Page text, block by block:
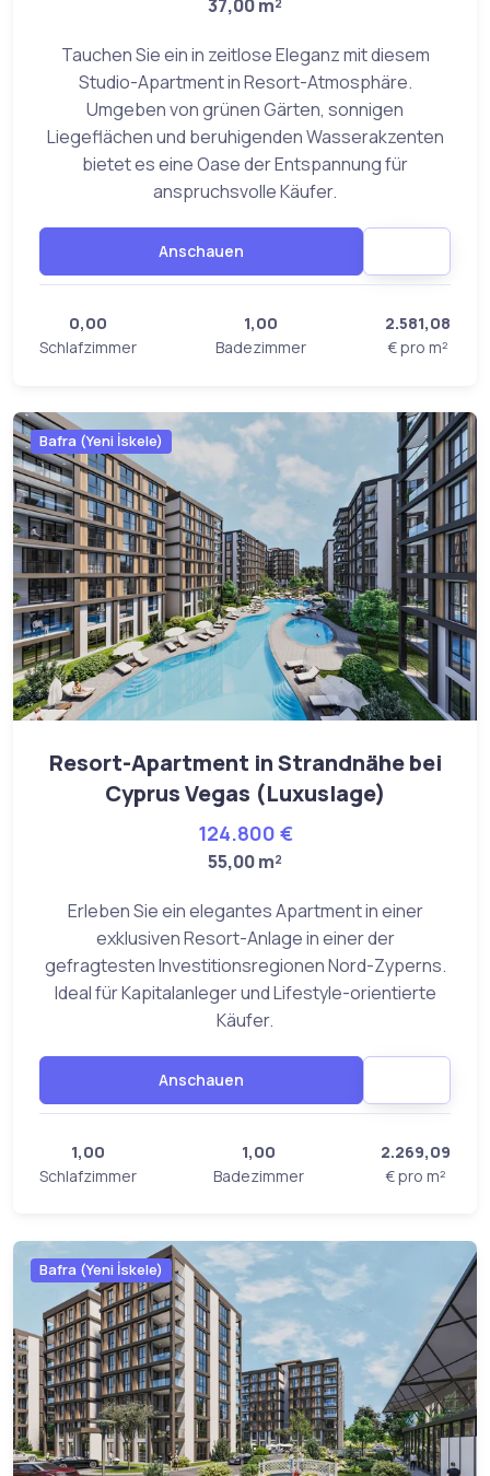
37,00 m²
Tauchen Sie ein in zeitlose Eleganz mit diesem
Studio-Apartment in Resort-Atmosphäre.
Umgeben von grünen Gärten, sonnigen
Liegeflächen und beruhigenden Wasserakzenten
bietet es eine Oase der Entspannung für
anspruchsvolle Käufer.
Anschauen
0,00
Schlafzimmer
1,00
Badezimmer
2.581,08
€ pro m²
Bafra (Yeni İskele)
Resort-Apartment in Strandnähe bei
Cyprus Vegas (Luxuslage)
124.800 €
55,00 m²
Erleben Sie ein elegantes Apartment in einer
exklusiven Resort-Anlage in einer der
gefragtesten Investitionsregionen Nord-Zyperns.
Ideal für Kapitalanleger und Lifestyle-orientierte
Käufer.
Anschauen
1,00
Schlafzimmer
1,00
Badezimmer
2.269,09
€ pro m²
Bafra (Yeni İskele)